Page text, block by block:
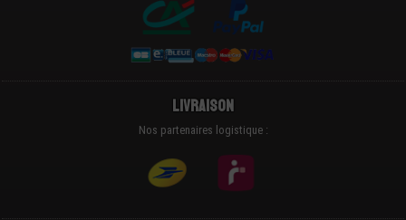
Livraison
Nos partenaires logistique :